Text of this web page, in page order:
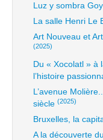
Luz y sombra
La salle Henri Le
Art Nouveau et
(2025)
Du « Xocolatl » à
l’histoire
L’avenue
siècle (2025)
Bruxelles, la
A la découverte